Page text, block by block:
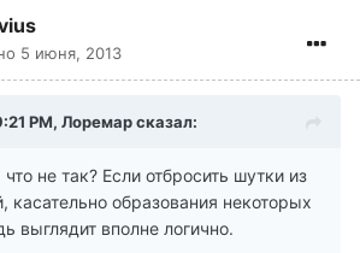
5 июня, 2013
PM, Лоремар сказал:
не так? Если отбросить шутки из
касательно образования некоторых
выглядит вполне логично.